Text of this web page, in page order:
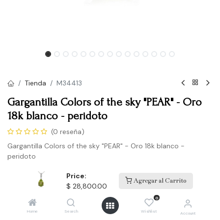
Price:
$ 28,800.00
Agregar al Carrito
Home Search
0
Wishlist Account
Tienda M34413
Gargantilla Colors of the sky "PEAR" - Oro
18k blanco - peridoto
(0 reseña)
Gargantilla Colors of the sky "PEAR" - Oro 18k blanco -
peridoto
28,800.00
Comprar